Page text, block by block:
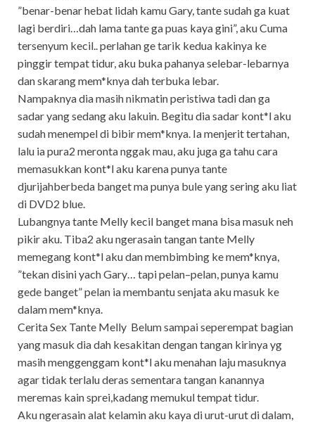
”benar-benar hebat lidah kamu Gary, tante sudah ga kuat
lagi berdiri…dah lama tante ga puas kaya gini”, aku Cuma
tersenyum kecil.. perlahan ge tarik kedua kakinya ke
pinggir tempat tidur, aku buka pahanya selebar-lebarnya
dan skarang mem*knya dah terbuka lebar.
Nampaknya dia masih nikmatin peristiwa tadi dan ga
sadar yang sedang aku lakuin. Begitu dia sadar kont*l aku
sudah menempel di bibir mem*knya. Ia menjerit tertahan,
lalu ia pura2 meronta nggak mau, aku juga ga tahu cara
memasukkan kont*l aku karena punya tante
djurijahberbeda banget ma punya bule yang sering aku liat
di DVD2 blue.
Lubangnya tante Melly kecil banget mana bisa masuk neh
pikir aku. Tiba2 aku ngerasain tangan tante Melly
memegang kont*l aku dan membimbing ke mem*knya,
”tekan disini yach Gary… tapi pelan–pelan, punya kamu
gede banget” pelan ia membantu senjata aku masuk ke
dalam mem*knya.
Cerita Sex Tante Melly Belum sampai seperempat bagian
yang masuk dia dah kesakitan dengan tangan kirinya yg
masih menggenggam kont*l aku menahan laju masuknya
agar tidak terlalu deras sementara tangan kanannya
meremas kain sprei,kadang memukul tempat tidur.
Aku ngerasain alat kelamin aku kaya di urut-urut di dalam,